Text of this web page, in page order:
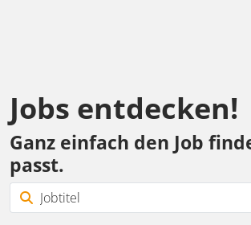
Jobs entdecken!
Ganz einfach den Job
passt.